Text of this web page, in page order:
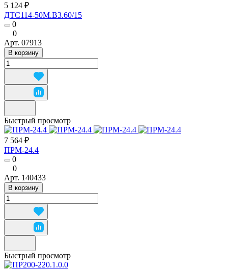
5 124 ₽
ДТС114-50М.В3.60/15
0
0
Арт. 07913
В корзину
Быстрый просмотр
7 564 ₽
ПРМ-24.4
0
0
Арт. 140433
В корзину
Быстрый просмотр